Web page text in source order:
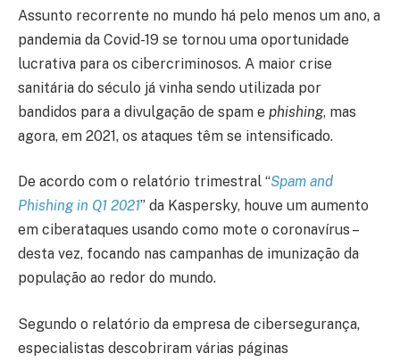
Assunto recorrente no mundo há pelo menos um ano, a
pandemia da Covid-19 se tornou uma oportunidade
lucrativa para os cibercriminosos. A maior crise
sanitária do século já vinha sendo utilizada por
bandidos para a divulgação de spam e phishing, mas
agora, em 2021, os ataques têm se intensificado.
De acordo com o relatório trimestral “Spam and
Phishing in Q1 2021” da Kaspersky, houve um aumento
em ciberataques usando como mote o coronavírus –
desta vez, focando nas campanhas de imunização da
população ao redor do mundo.
Segundo o relatório da empresa de cibersegurança,
especialistas descobriram várias páginas